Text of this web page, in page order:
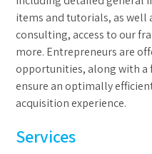
items and tutorials, as well
consulting, access to our
more. Entrepreneurs are
opportunities, along with a
ensure an optimally
acquisition experience.
Services